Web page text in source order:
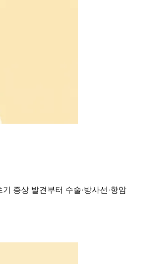
증상 발견부터 수술·방사선·항암